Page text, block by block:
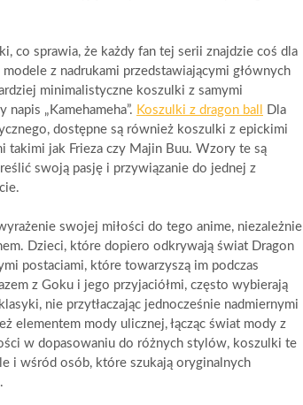
co sprawia, że każdy fan tej serii znajdzie coś dla
z nadrukami przedstawiającymi głównych
minimalistyczne koszulki z samymi
„Kamehameha”. Koszulki z dragon ball
Dla
dostępne są również koszulki z epickimi
takimi jak Frieza czy Majin Buu. Wzory te są
swoją pasję i przywiązanie do jednej z
swojej miłości do tego anime, niezależnie
Dzieci, które dopiero odkrywają świat Dragon
postaciami, które towarzyszą im podczas
z Goku i jego przyjaciółmi, często wybierają
nie przytłaczając jednocześnie nadmiernymi
elementem mody ulicznej, łącząc świat mody z
w dopasowaniu do różnych stylów, koszulki te
i wśród osób, które szukają oryginalnych